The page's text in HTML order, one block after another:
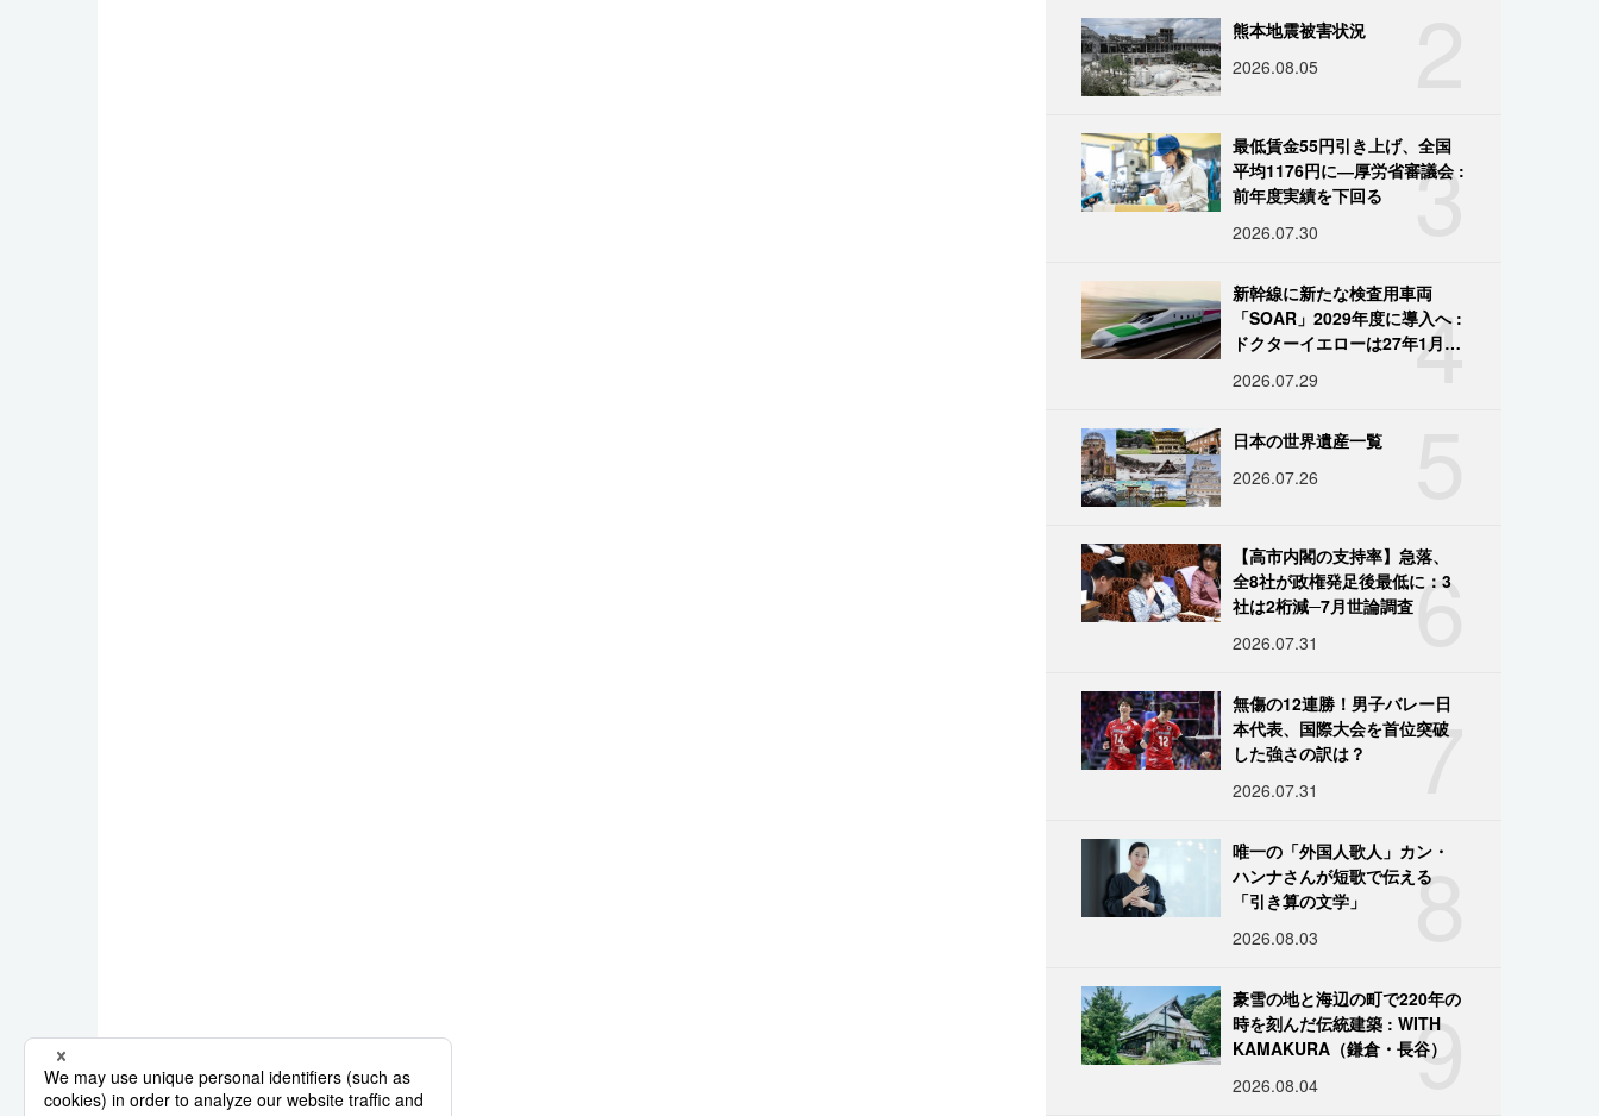
熊本地震被害状況
2026.08.05
3
最低賃金55円引き上げ、全国
平均1176円に―厚労省審議会 :
前年度実績を下回る
2026.07.30
4
新幹線に新たな検査用車両
「SOAR」2029年度に導入へ :
ドクターイエローは27年1月に
2026.07.29
日本の世界遺産一覧
2026.07.26
6
【高市内閣の支持率】急落、
全8社が政権発足後最低に：3
社は2桁減─7月世論調査
2026.07.31
7
無傷の12連勝！男子バレー日
本代表、国際大会を首位突破
した強さの訳は？
2026.07.31
8
唯一の「外国人歌人」カン・
ハンナさんが短歌で伝える
「引き算の文学」
2026.08.03
9
豪雪の地と海辺の町で220年の
時を刻んだ伝統建築 : WITH
KAMAKURA（鎌倉・長谷）
2026.08.04